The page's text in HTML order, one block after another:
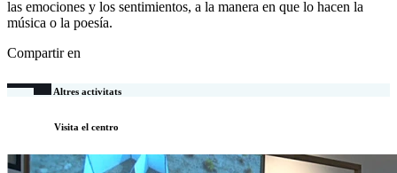
las emociones y los sentimientos, a la manera en que lo hacen la
música o la poesía.
Compartir en
Altres activitats
Visita el centro